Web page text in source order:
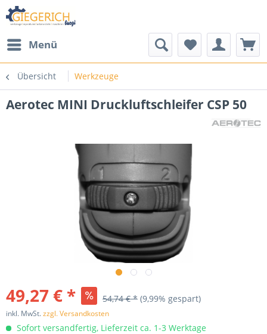
Menü
Übersicht Werkzeuge
Aerotec MINI Druckluftschleifer CSP 50
49,27 € * 54,74 € * (9,99% gespart)
inkl. MwSt.zzgl. Versandkosten
Sofort versandfertig, Lieferzeit ca. 1-3 Werktage